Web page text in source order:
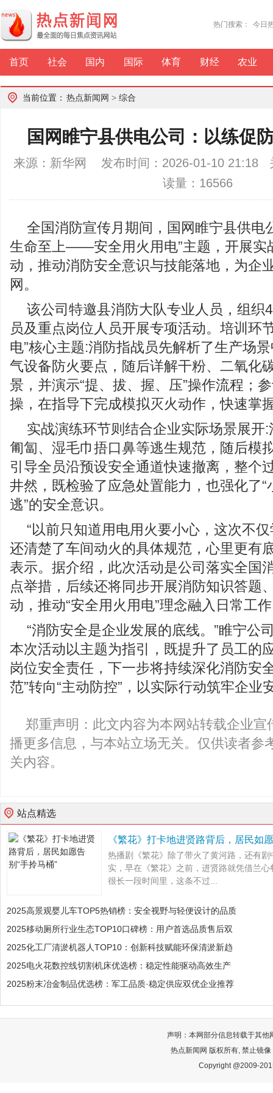
热门搜索： 今日
首页 社会 国内 国际 体育 财经 农业
当前位置： 热点新闻网 > 综合
国网睢宁县供电公司：以练促
来源：新华网 发布时间：2026-01-10 21:18
读量：16566
全国消防宣传月期间，国网睢宁县供电
生命至上——安全用火用电”主题，开展实
动，推动消防安全意识与技能落地，为企
网。
该公司特邀县消防大队专业人员，组织
员及重点岗位人员开展专项活动。培训环
电”核心主题:消防指战员先解析了生产场
气设备防火要点，随后详解干粉、二氧化
景，并演示“提、拔、握、压”操作流程；
操，在指导下完成模拟灭火动作，快速掌
实战演练环节则结合企业实际场景展开
匍匐、湿毛巾捂口鼻等逃生规范，随后模
引导全员沿预设安全通道快速撤离，整个
井然，既检验了应急处置能力，也强化了
逃”的安全意识。
“以前只知道用电用火要小心，这次不
还清楚了车间动火的具体规范，心里更有
表示。据介绍，此次活动是公司落实全国
点举措，后续还将同步开展消防知识答题
动，推动“安全用火用电”理念融入日常工
“消防安全是企业发展的底线。”睢宁公
本次活动以主题为指引，既提升了员工的
岗位安全责任，下一步将持续深化消防安
范”转向“主动防控”，以实际行动筑牢企业
郑重声明：此文内容为本网站转载企业宣
播更多信息，与本站立场无关。仅供读者参
关内容。
站点精选
《繁花》打卡地进贤路背后，居民如
热播剧《繁花》除了带火了黄河路，还有剧
实，早在《繁花》之前，进贤路就凭借兰
很长一段时间里，这条不过...
2025高景观婴儿车TOP5热销榜：安全视野与轻便设计的品质
2025移动厕所行业生态TOP10口碑榜：用户首选品质售后双
2025化工厂清淤机器人TOP10：创新科技赋能环保清淤新趋
2025电火花数控线切割机床优选榜：稳定性能驱动高效生产
2025粉末冶金制品优选榜：军工品质·稳定供应双优企业推荐
声明：本网部分信息转载于其他
热点新闻网 版权所有, 禁止镜
Copyright @2009-